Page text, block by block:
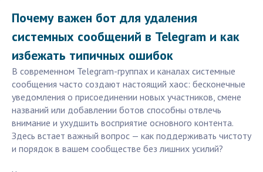
Почему важен бот для удаления
системных сообщений в Telegram и как
избежать типичных ошибок
В современном Telegram-группах и каналах системные
сообщения часто создают настоящий хаос: бесконечные
уведомления о присоединении новых участников, смене
названий или добавлении ботов способны отвлечь
внимание и ухудшить восприятие основного контента.
Здесь встает важный вопрос — как поддерживать чистоту
и порядок в вашем сообществе без лишних усилий?